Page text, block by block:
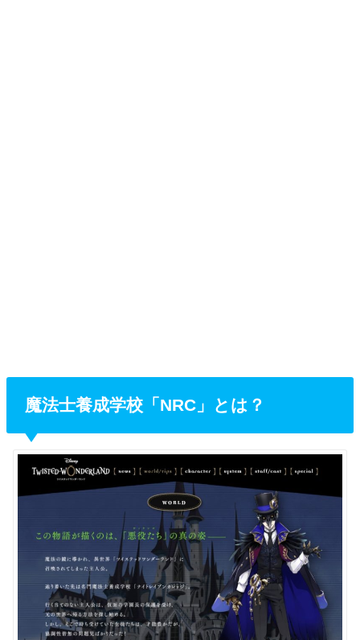
魔法士養成学校「NRC」とは？